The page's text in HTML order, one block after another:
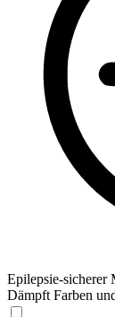
Epilepsie-sicherer
Dämpft Farben